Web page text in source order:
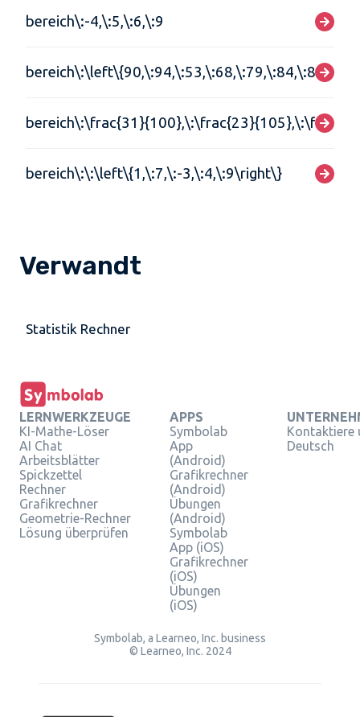
bereich\:-4,\:5,\:6,\:9
bereich\:\:\left\{1,\:7,\:-3,\:4,\:9\right\}
Verwandt
Statistik Rechner
LERNWERKZEUGE
KI-Mathe-Löser
AI Chat
Arbeitsblätter
Spickzettel
Rechner
Grafikrechner
Geometrie-Rechner
Lösung überprüfen
APPS
Symbolab
App
(Android)
Grafikrechner
(Android)
Übungen
(Android)
Symbolab
App (iOS)
Grafikrechner
(iOS)
Übungen
(iOS)
Kontaktiere
Deutsch
Symbolab, a Learneo, Inc. business
© Learneo, Inc. 2024